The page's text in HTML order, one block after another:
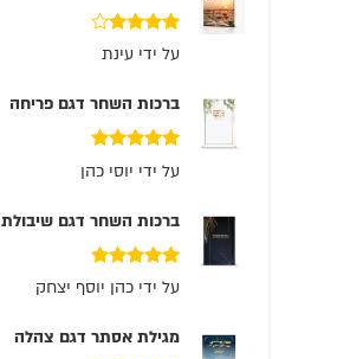
דורג4
מתוך 5
על ידי עינת
ברכות השחר דגם פריחה
דורג
על ידי יוסי כהן
ברכות השחר דגם שיבולת
דורג5 מתוך 5
על ידי כהן יוסף יצחק
מגילת אסתר דגם צהלה